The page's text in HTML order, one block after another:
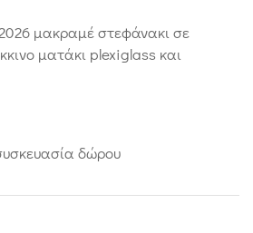
μακραμέ στεφάνακι σε
ματάκι plexiglass και
δώρου